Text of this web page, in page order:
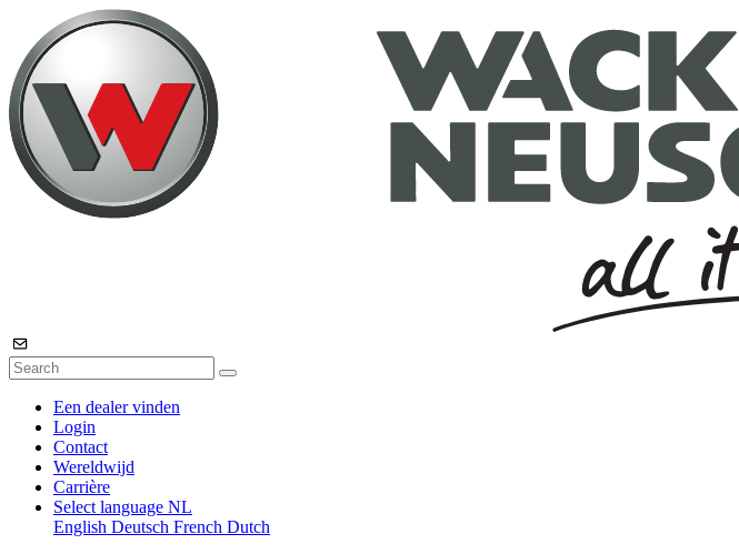
Een dealer vinden
Login
Contact
Wereldwijd
Carrière
Select language NL
English Deutsch French Dutch